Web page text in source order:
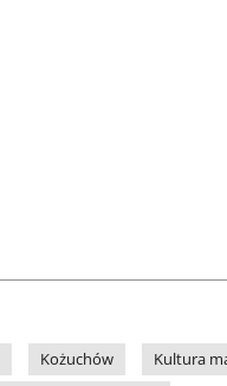
Kożuchów
Kultura